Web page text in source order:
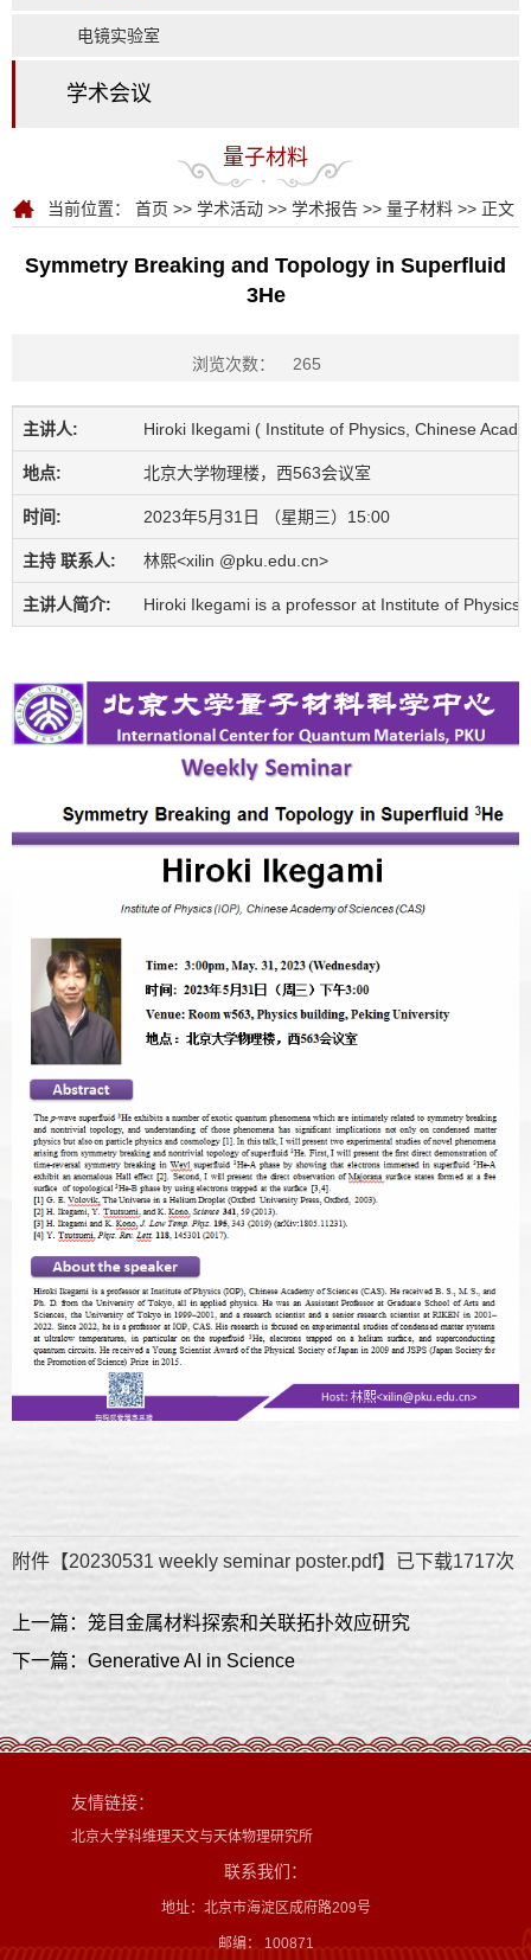
电镜实验室
学术会议
量子材料
当前位置： 首页 >> 学术活动 >> 学术报告 >> 量子材料 >> 正文
Symmetry Breaking and Topology in Superfluid
3He
浏览次数： 265
主讲人: Hiroki Ikegami ( Institute of Physics, Chinese
地点: 北京大学物理楼，西563会议室
时间: 2023年5月31日 （星期三）15:00
主持 联系人: 林熙<xilin @pku.edu.cn>
主讲人简介: Hiroki Ikegami is a professor at Institute of
附件【20230531 weekly seminar poster.pdf】已下载1717次
上一篇：笼目金属材料探索和关联拓扑效应研究
下一篇：Generative AI in Science
友情链接：
北京大学科维理天文与天体物理研究所
联系我们：
地址：北京市海淀区成府路209号
邮编： 100871